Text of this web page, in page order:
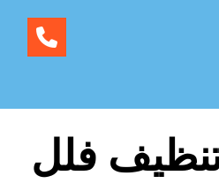
فلل